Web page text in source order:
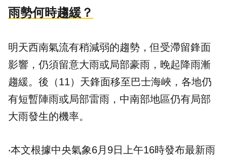
雨勢何時趨緩？
明天西南氣流有稍減弱的趨勢，但受滯留鋒面
影響，仍須留意大雨或局部豪雨，晚起降雨漸
趨緩。後（11）天鋒面移至巴士海峽，各地仍
有短暫陣雨或局部雷雨，中南部地區仍有局部
大雨發生的機率。
‧本文根據中央氣象6月9日上午16時發布最新雨